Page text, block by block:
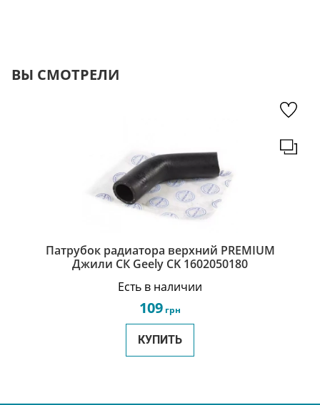
ВЫ СМОТРЕЛИ
Патрубок радиатора верхний PREMIUM
Джили СК Geely CK 1602050180
Есть в наличии
109 грн
КУПИТЬ